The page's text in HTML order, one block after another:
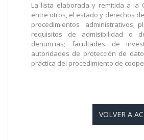
La lista elaborada y remitida a la
entre otros, el estado y derechos
procedimientos administrativos;
requisitos de admisibilidad o
denuncias; facultades de
autoridades de protección de
práctica del procedimiento de
VOLVER A